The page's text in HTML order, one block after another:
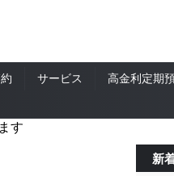
サービス 高金利定期
す
新